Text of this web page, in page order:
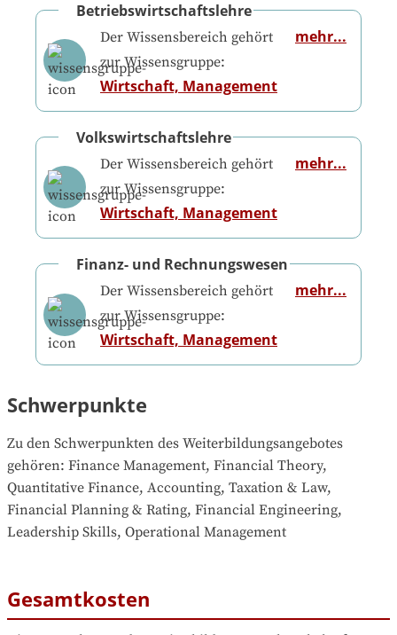
Betriebswirtschaftslehre
Der Wissensbereich gehört
zur Wissensgruppe:
Wirtschaft, Management
mehr...
Volkswirtschaftslehre
Der Wissensbereich gehört
zur Wissensgruppe:
Wirtschaft, Management
mehr...
Finanz- und Rechnungswesen
Der Wissensbereich gehört
zur Wissensgruppe:
Wirtschaft, Management
mehr...
Schwerpunkte
Zu den Schwerpunkten des Weiterbildungsangebotes
gehören: Finance Management, Financial Theory,
Quantitative Finance, Accounting, Taxation & Law,
Financial Planning & Rating, Financial Engineering,
Leadership Skills, Operational Management
Gesamtkosten